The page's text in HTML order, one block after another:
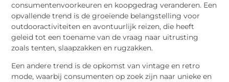
consumentenvoorkeuren en koopgedrag veranderen. Een
opvallende trend is de groeiende belangstelling voor
outdooractiviteiten en avontuurlijk reizen, die heeft
geleid tot een toename van de vraag naar uitrusting
zoals tenten, slaapzakken en rugzakken.
Een andere trend is de opkomst van vintage en retro
mode, waarbij consumenten op zoek zijn naar unieke en